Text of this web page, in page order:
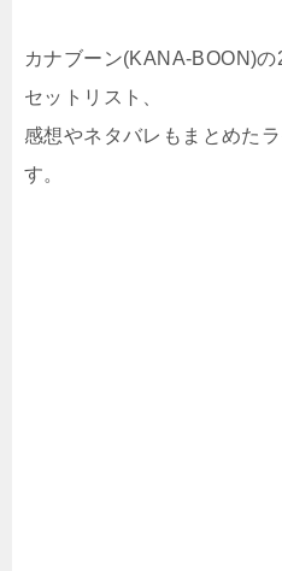
カナブーン(KANA-BOON)
セットリスト、
感想やネタバレもまとめた
す。